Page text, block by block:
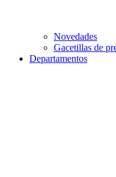
Novedades
Gacetillas de
Departamentos